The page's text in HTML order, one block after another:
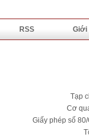
RSS Giới
Tạp
Cơ
Giấy phép số